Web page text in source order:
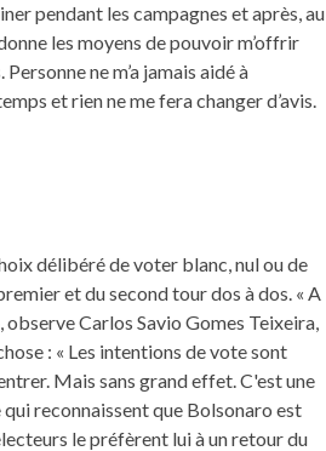
pendant les campagnes et après, au
les moyens de pouvoir m’offrir
ne m’a jamais aidé à
et rien ne me fera changer d’avis.
délibéré de voter blanc, nul ou de
et du second tour dos à dos. « A
observe Carlos Savio Gomes Teixeira,
: « Les intentions de vote sont
Mais sans grand effet. C'est une
qui reconnaissent que Bolsonaro est
le préfèrent lui à un retour du